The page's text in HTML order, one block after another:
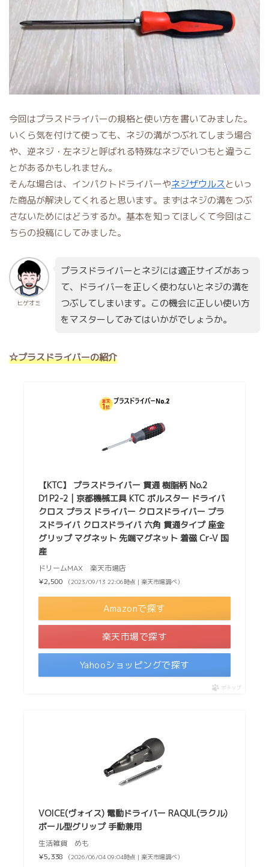
今回はプラスドライバーの規格と使い方を書いてみました。
いくら気を付けて使っても、ネジの溝がつぶれてしまう場合
や、逆ネジ・左ネジと呼ばれる特殊なネジでいつもと違うこ
とがあるかもしれません。
そんな場合は、インパクトドライバーやネジザウルスといっ
た商品が解決してくれると思います。まずはネジの溝をつぶ
さないためにはどうするか。基本を知ってほしくて今回はこ
ちらの投稿にしてみました。
ヒゲオミ
プラスドライバーとネジには適正サイズがあっ
て、ドライバーを正しく使わないとネジの溝を
つぶしてしまいます。この機会に正しい使い方
をマスターしてみてはいかがでしょうか。
☆プラスドライバーの紹介
【KTC】 プラスドライバー 貫通 樹脂柄 No.2
D1P2-2 | 京都機械工具 KTC ボルスター ドライバ
クロス プラス ドライバー クロスドライバー プラ
スドライバ クロスドライバ 六角 貫通タイプ 座金
グリップ マグネット 先端マグネット 着磁 Cr-V 国
産
ドリームMAX 楽天市場店
¥2,500
（2023/09/13 22:06時点 | 楽天市場調べ）
Amazonで探す
楽天市場で探す
Yahooショッピングで探す
ポチップ
VOICE(ヴォイス) 電動ドライバー RAQUL(ラクル)
ボール型グリップ 手動兼用
生活雑貨 めも
¥5,338
（2026/06/04 09:04時点 | 楽天市場調べ）